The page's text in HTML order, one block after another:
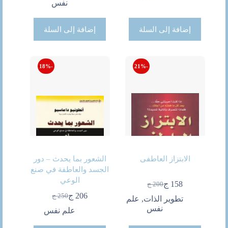
إضافة إلى السلة
هو:
هو:
نفس
إضافة إلى السلة
-21%
الابتزاز العاطفى
200 ج
السعر
الأصلي
هو:
158 جالسعر
الحالي
هو:
تطوير الذات, علم
نفس
-18%
الشعور بما يحدث – دور
الجسد والعاطفة في صنع
الوعي
250 ج
السعر
الأصلي
206 جالسعر
الحالي
علم نفس